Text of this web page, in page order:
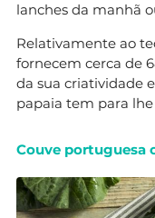
lanches da manhã
Relativamente ao
fornecem cerca de
da sua criatividade
papaia tem para
Couve portuguesa